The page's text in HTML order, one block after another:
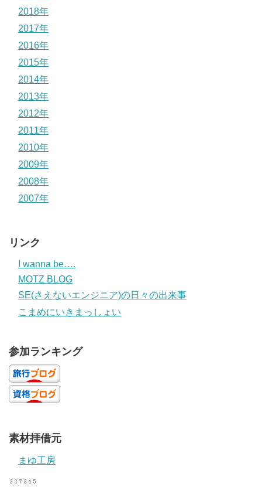
2018年
2017年
2016年
2015年
2014年
2013年
2012年
2011年
2010年
2009年
2008年
2007年
リンク
I wanna be….
MOTZ BLOG
SE(さえないエンジニア)の日々の出来事
こまめにいきまっしょい
参加ランキング
素材拝借元
まゆ工房